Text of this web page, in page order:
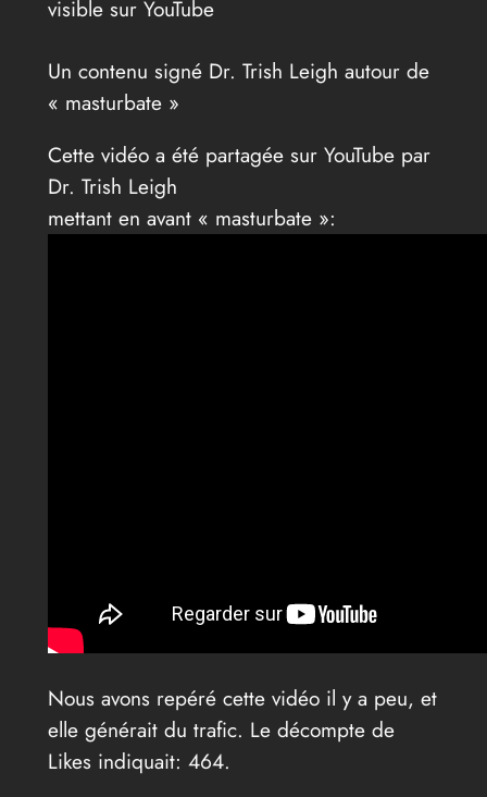
visible sur YouTube
Un contenu signé Dr. Trish Leigh autour de
« masturbate »
Cette vidéo a été partagée sur YouTube par
Dr. Trish Leigh
mettant en avant « masturbate »:
Nous avons repéré cette vidéo il y a peu, et
elle générait du trafic. Le décompte de
Likes indiquait: 464.